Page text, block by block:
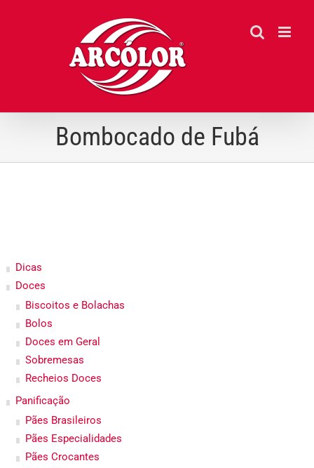
Bombocado de Fubá
Dicas
Doces
Biscoitos e Bolachas
Bolos
Doces em Geral
Sobremesas
Recheios Doces
Panificação
Pães Brasileiros
Pães Especialidades
Pães Crocantes